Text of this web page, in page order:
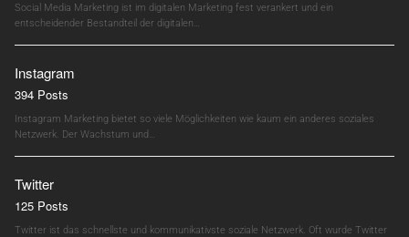
Social Media Marketing ist im digitalen Marketing fest verankert und ein
entscheidender Bestandteil der digitalen…
Instagram
394 Posts
Instagram Marketing bietet so viele Möglichkeiten wie kaum ein anderes soziales
Netzwerk. Der Wachstum und…
Twitter
125 Posts
Twitter ist das schnellste und kommunikativste soziale Netzwerk. Oft wurde Twitter